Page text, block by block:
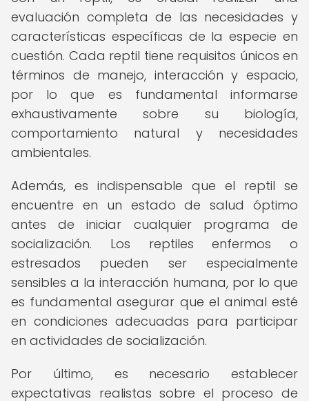
evaluación completa de las necesidades y
características específicas de la especie en
cuestión. Cada reptil tiene requisitos únicos en
términos de manejo, interacción y espacio,
por lo que es fundamental informarse
exhaustivamente sobre su biología,
comportamiento natural y necesidades
ambientales.
Además, es indispensable que el reptil se
encuentre en un estado de salud óptimo
antes de iniciar cualquier programa de
socialización. Los reptiles enfermos o
estresados pueden ser especialmente
sensibles a la interacción humana, por lo que
es fundamental asegurar que el animal esté
en condiciones adecuadas para participar
en actividades de socialización.
Por último, es necesario establecer
expectativas realistas sobre el proceso de